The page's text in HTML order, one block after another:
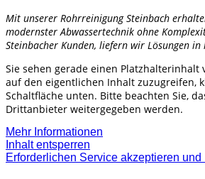
Mit unserer Rohrreinigung Steinbach
modernster Abwassertechnik ohne
Steinbacher Kunden, liefern wir Lösungen in
Sie sehen gerade einen Platzhalterinhalt
auf den eigentlichen Inhalt zuzugreifen,
Schaltfläche unten. Bitte beachten Sie,
Drittanbieter weitergegeben werden.
Mehr Informationen
Inhalt entsperren
Erforderlichen Service akzeptieren und